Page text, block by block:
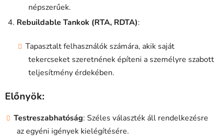
népszerűek.
Rebuildable Tankok (RTA, RDTA):
Tapasztalt felhasználók számára, akik saját
tekercseket szeretnének építeni a személyre szabott
teljesítmény érdekében.
Előnyök:
Testreszabhatóság: Széles választék áll rendelkezésre
az egyéni igények kielégítésére.